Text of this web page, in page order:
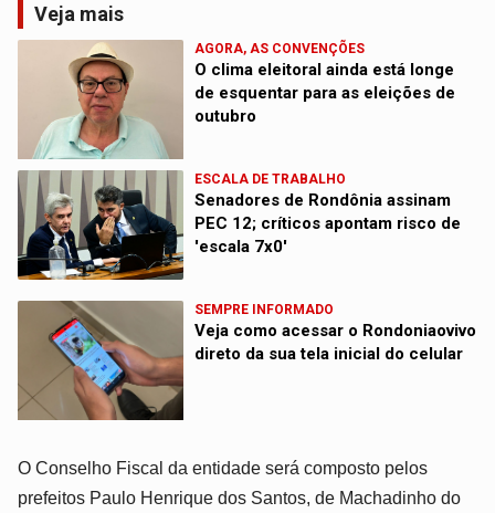
Veja mais
AGORA, AS CONVENÇÕES
O clima eleitoral ainda está longe
de esquentar para as eleições de
outubro
ESCALA DE TRABALHO
Senadores de Rondônia assinam
PEC 12; críticos apontam risco de
'escala 7x0'
SEMPRE INFORMADO
Veja como acessar o Rondoniaovivo
direto da sua tela inicial do celular
O Conselho Fiscal da entidade será composto pelos
prefeitos Paulo Henrique dos Santos, de Machadinho do